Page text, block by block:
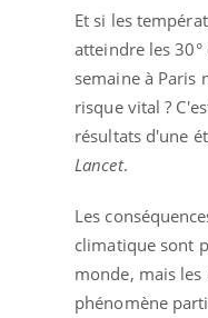
Et si les
atteindre les
semaine à Paris
risque vital ?
résultats d'une
Lancet.
Les
climatique sont
monde, mais
phénomène
Youtube
Fatigue, irritabilité,
même alopécie… Les
carence en fer sont